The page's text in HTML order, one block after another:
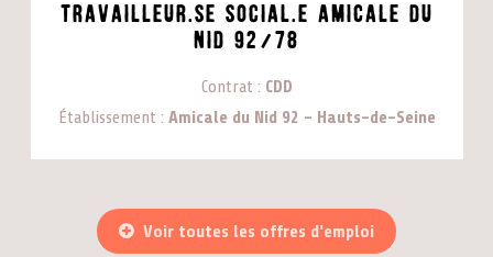
Travailleur.se SOCIAL.e Amicale du
Nid 92/78
Contrat
CDD
Établissement
Amicale du Nid 92 - Hauts-de-Seine
Voir toutes les offres d'emploi